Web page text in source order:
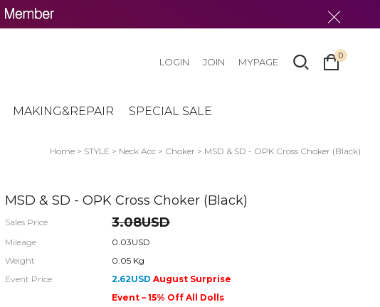
MAKING&REPAIR SPECIAL SALE
LOGIN JOIN MYPAGE
0
Home > STYLE > Neck Acc > Choker > MSD & SD - OPK Cross Choker (Black)
MSD & SD - OPK Cross Choker (Black)
Sales Price 3.08USD
Mileage
0.03USD
Weight
0.05 Kg
Event Price
2.62USD August Surprise
Event – 15% Off All Dolls